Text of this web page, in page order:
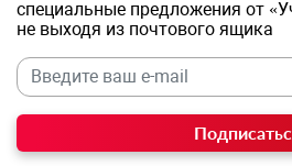
специальные предложения от
не выходя из почтового ящика